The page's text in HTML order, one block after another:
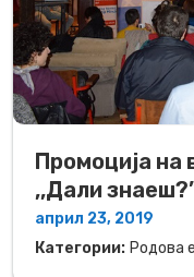
Промоција
,,Дали
април 23, 2019
Категории: Родова